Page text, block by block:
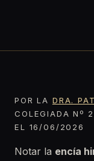
POR LA DRA.
COLEGIADA Nº
EL 16/06/2026
Notar la encía